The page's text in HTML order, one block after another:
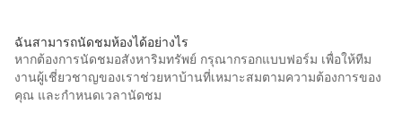
ฉันสามารถนัดชมห้องได้อย่างไร
หากต้องการนัดชมอสังหาริมทรัพย์ กรุณากรอกแบบฟอร์ม เพื่อให้ทีม
งานผู้เชี่ยวชาญของเราช่วยหาบ้านที่เหมาะสมตามความต้องการของ
คุณ และกำหนดเวลานัดชม